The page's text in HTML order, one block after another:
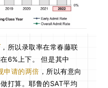
，所以录取率在常春藤联
6%上下。 但是其中
申请的两倍 ，所以有意向
打算。耶鲁的SAT平均